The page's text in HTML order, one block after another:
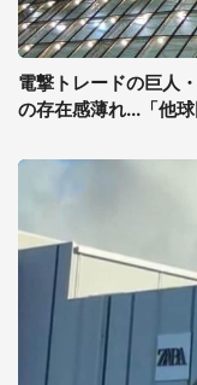
電撃トレードの巨人
の存在感薄れ...「他